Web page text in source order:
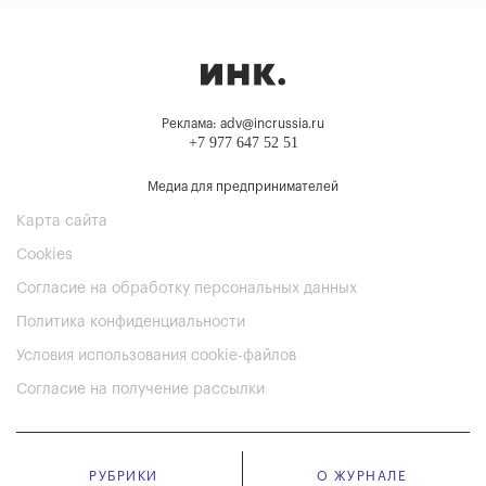
Реклама: adv@incrussia.ru
+7 977 647 52 51
Медиа для предпринимателей
Карта сайта
Cookies
Согласие на обработку персональных данных
Политика конфиденциальности
Условия использования cookie-файлов
Согласие на получение рассылки
РУБРИКИ О ЖУРНАЛЕ